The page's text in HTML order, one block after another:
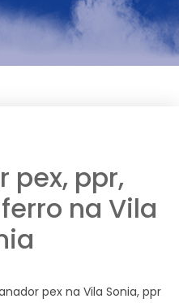
pex, ppr,
na Vila
pex na Vila Sonia, ppr